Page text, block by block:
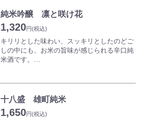
●20歳未満の者の飲酒は法律で固く禁じられ
ています。
●20歳未満の者の飲酒は法律で固く禁じられ
ています。
●酒類をご注文のお客様は、ご注文時に必ず
ご年齢をご入力ください。
純米吟醸 凛と咲け花
1,320円(税込)
キリリとした味わい、スッキリとしたのどご
しの中にも、お米の旨味が感じられる辛口純
米酒です。
十八盛 雄町純米
1,650円(税込)